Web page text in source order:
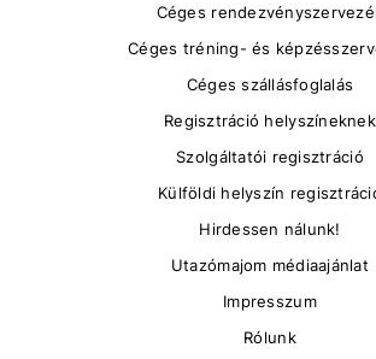
Céges
Céges tréning- és
Céges szállásfoglalás
Regisztráció helyszíneknek
Szolgáltatói regisztráció
Külföldi helyszín
Hirdessen nálunk!
Utazómajom médiaajánlat
Impresszum
Rólunk